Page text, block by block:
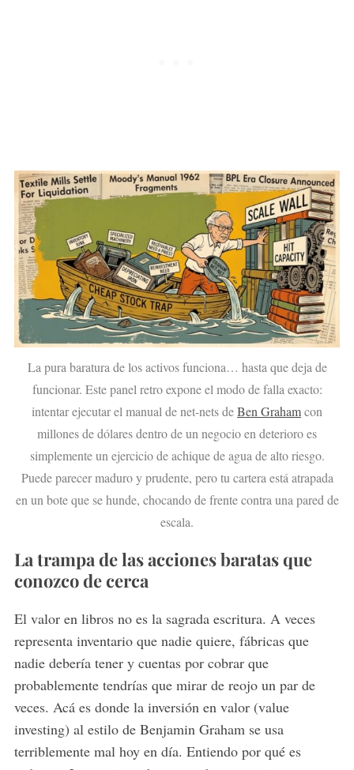
La pura baratura de los activos funciona… hasta que deja de
funcionar. Este panel retro expone el modo de falla exacto:
intentar ejecutar el manual de net-nets deBen Grahamcon
millones de dólares dentro de un negocio en deterioro es
simplemente un ejercicio de achique de agua de alto riesgo.
Puede parecer maduro y prudente, pero tu cartera está atrapada
en un bote que se hunde, chocando de frente contra una pared de
escala.
La trampa de las acciones baratas que
conozco de cerca
El valor en libros no es la sagrada escritura. A veces
representa inventario que nadie quiere, fábricas que
nadie debería tener y cuentas por cobrar que
probablemente tendrías que mirar de reojo un par de
veces. Acá es donde la inversión en valor (value
investing) al estilo de Benjamin Graham se usa
terriblemente mal hoy en día. Entiendo por qué es